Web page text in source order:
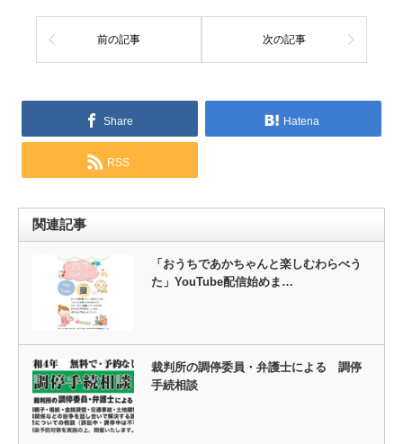
前の記事 次の記事
Share Hatena
RSS
関連記事
「おうちであかちゃんと楽しむわらべう
た」YouTube配信始めま…
裁判所の調停委員・弁護士による 調停
手続相談